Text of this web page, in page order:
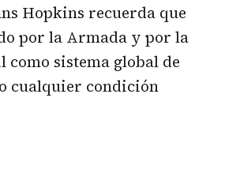
Hopkins recuerda que
por la Armada y por la
sistema global de
cualquier condición